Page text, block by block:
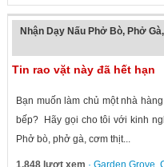
Nhận Dạy Nấu Phở Bò, Phở
Tin rao vặt này đã hết hạn
Bạn muốn làm chủ một nhà
bếp? Hãy gọi cho tôi với kinh
Phở bò, phở gà, cơm thịt...
1,848 lượt xem · Garden Grove